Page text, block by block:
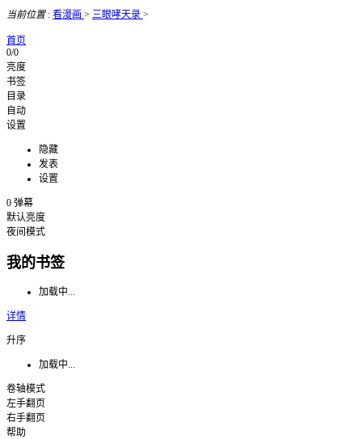
当前位置: 看漫画 > 三眼哮天录 >
首页
0/0
亮度
书签
目录
自动
设置
隐藏
发表
设置
0 弹幕
默认亮度
夜间模式
我的书签
加载中...
详情
升序
加载中...
卷轴模式
左手翻页
右手翻页
帮助